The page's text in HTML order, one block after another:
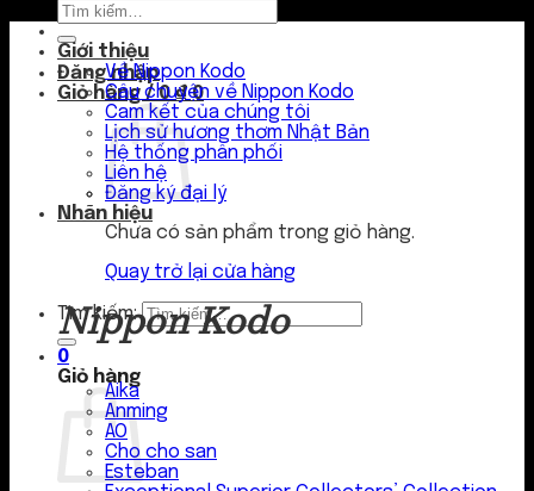
Đăng nhập
Giỏ hàng /0₫ 0
Chưa có sản phẩm trong giỏ hàng.
Quay trở lại cửa hàng
Tìm kiếm:
0
Giỏ hàng
Giới thiệu
Về Nippon Kodo
Câu chuyện về Nippon Kodo
Cam kết của chúng tôi
Lịch sử hương thơm Nhật Bản
Hệ thống phân phối
Liên hệ
Đăng ký đại lý
Nhãn hiệu
Nippon Kodo
Aika
Anming
AO
Cho cho san
Esteban